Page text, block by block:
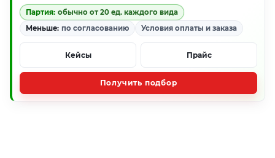
Партия: обычно от 20 ед. каждого вида
Меньше: по согласованию Условия оплаты и заказа
Кейсы Прайс
Получить подбор